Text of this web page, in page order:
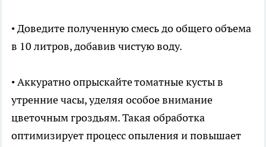
• Доведите полученную смесь до общего объема
в 10 литров, добавив чистую воду.
• Аккуратно опрыскайте томатные кусты в
утренние часы, уделяя особое внимание
цветочным гроздьям. Такая обработка
оптимизирует процесс опыления и повышает